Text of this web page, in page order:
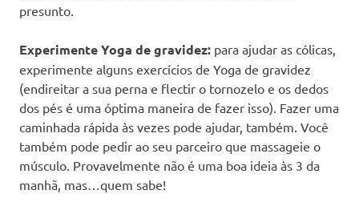
presunto.
Experimente Yoga de gravidez: para ajudar as cólicas,
experimente alguns exercícios de Yoga de gravidez
(endireitar a sua perna e flectir o tornozelo e os dedos
dos pés é uma óptima maneira de fazer isso). Fazer uma
caminhada rápida às vezes pode ajudar, também. Você
também pode pedir ao seu parceiro que massageie o
músculo. Provavelmente não é uma boa ideia às 3 da
manhã, mas…quem sabe!